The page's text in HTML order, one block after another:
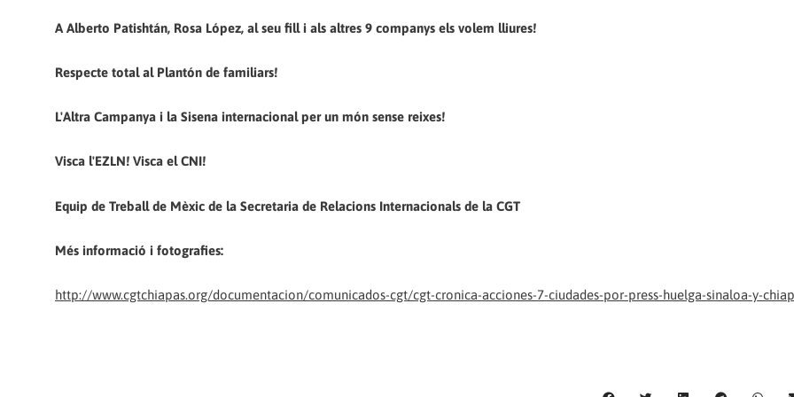
A Alberto Patishtán, Rosa López, al seu fill i als altres 9 companys els volem lliures!
Respecte total al Plantón de familiars!
L'Altra Campanya i la Sisena internacional per un món sense reixes!
Visca l'EZLN! Visca el CNI!
Equip de Treball de Mèxic de la Secretaria de Relacions Internacionals de la CGT
Més informació i fotografies:
http://www.cgtchiapas.org/documentacion/comunicados-cgt/cgt-cronica-acciones-7-ciudades-por-press-huelga-sinaloa-y-